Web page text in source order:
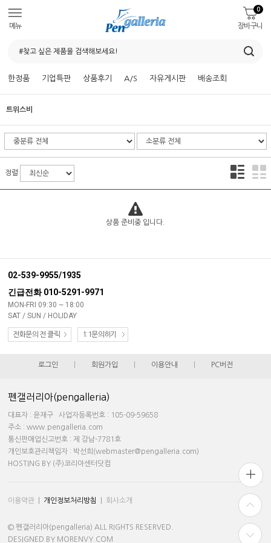
메뉴 장바구니
0
한정품 기업특판 상품후기 A/S 자유게시판 배송조회
트위스비
정렬
상품 준비중 입니다.
02-539-9955/1935
긴급전화 010-5291-9971
MON-FRI 09:30 ~ 18:00
SAT / SUN / HOLIDAY
전화문의 전 클릭 1:1문의하기
로그인 회원가입 이용안내 PC버전
펜갤러리아(pengalleria)
대표자 : 윤재구 사업자등록번호 : 105-09-59658
주소 : www.pengalleria.com
통신판매업신고번호 : 제 강남-7781호
개인보호관리책임자 : 박선희(webmaster@pengalleria.com)
HOSTING BY (주)코리아센터닷컴
이용약관 개인정보처리방침 회사소개
© 펜갤러리아(pengalleria) ALL RIGHTS RESERVED.
DESIGNED BY MORENVY.COM